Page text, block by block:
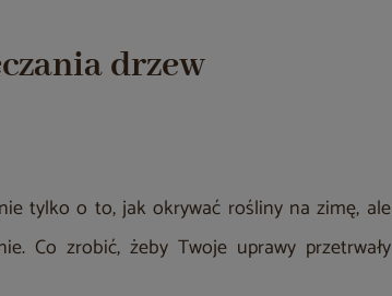
drzew
tylko o to, jak okrywać rośliny na zimę, ale
Co zrobić, żeby Twoje uprawy przetrwały